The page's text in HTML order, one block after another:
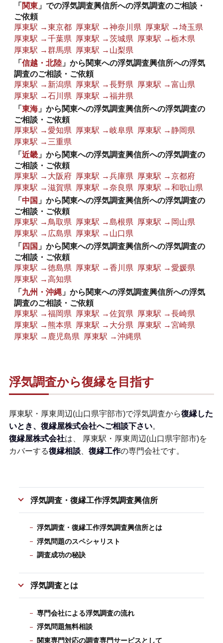
「関東 」での浮気調査興信所への浮気調査のご相談・
ご依頼
厚東駅 →東京都 厚東駅 →神奈川県
厚東駅 →埼玉県
厚東駅 →千葉県
厚東駅 →茨城県
厚東駅 →栃木県
厚東駅 →群馬県
厚東駅 →山梨県
「信越・北陸 」から関東への浮気調査興信所への浮気
調査のご相談・ご依頼
厚東駅 →新潟県
厚東駅 →長野県
厚東駅 →富山県
厚東駅 →石川県
厚東駅 →福井県
「東海 」から関東への浮気調査興信所への浮気調査の
ご相談・ご依頼
厚東駅 →愛知県
厚東駅 →岐阜県
厚東駅 →静岡県
厚東駅 →三重県
「近畿 」から関東への浮気調査興信所への浮気調査の
ご相談・ご依頼
厚東駅 →大阪府 厚東駅 →兵庫県
厚東駅 →京都府
厚東駅 →滋賀県
厚東駅 →奈良県
厚東駅 →和歌山県
「中国 」から関東への浮気調査興信所への浮気調査の
ご相談・ご依頼
厚東駅 →鳥取県
厚東駅 →島根県
厚東駅 →岡山県
厚東駅 →広島県
厚東駅 →山口県
「四国 」から関東への浮気調査興信所への浮気調査の
ご相談・ご依頼
厚東駅 →徳島県
厚東駅 →香川県
厚東駅 →愛媛県
厚東駅 →高知県
「九州・沖縄 」から関東への浮気調査興信所への浮気
調査のご相談・ご依頼
厚東駅 →福岡県
厚東駅 →佐賀県
厚東駅 →長崎県
厚東駅 →熊本県
厚東駅 →大分県
厚東駅 →宮崎県
厚東駅 →鹿児島県
厚東駅 →沖縄県
浮気調査から復縁を目指す
厚東駅・厚東周辺(山口県宇部市)で浮気調査から復縁した
いとき、復縁屋株式会社へご相談下さい。
復縁屋株式会社は、 厚東駅・厚東周辺(山口県宇部市)を
カバーする復縁相談 復縁工作の専門会社です。
浮気調査・復縁工作浮気調査興信所
浮気調査・復縁工作浮気調査興信所とは
浮気問題のスペシャリスト
調査成功の秘訣
浮気調査とは
専門会社による浮気調査の流れ
浮気問題無料相談
関東専門対応の調査専門サービスとして